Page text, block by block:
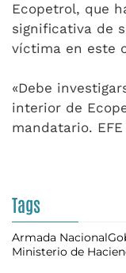
Ecopetrol, que
significativa de
víctima en este
«Debe
interior de
mandatario. EFE
Tags
Armada Nacional
Ministerio de